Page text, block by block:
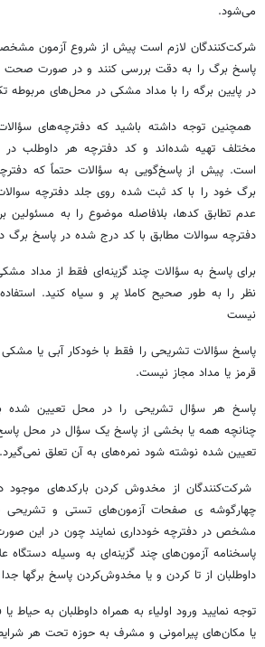
می‌شود.
شرکت‌کنندگان لازم است پیش از شروع آزمون
پاسخ برگ را به دقت بررسی کنند و در صورت صحت
در پایین برگه را با مداد مشکی در محل‌های مربوطه
همچنین توجه داشته باشید که دفترچه‌های
مختلف تهیه شده‌اند و کد دفترچه هر داوطلب
است. پیش از پاسخ‌گویی به سؤالات حتماً که
برگ خود را با کد ثبت شده روی جلد دفترچه
عدم تطابق کدها، بلافاصله موضوع را به مسئولین
دفترچه سوالات مطابق با کد درج شده در پاسخ برگ در
برای پاسخ به سؤالات چند گزینه‌ای فقط از مداد
نظر را به طور صحیح کاملا پر و سیاه کنید.
نیست
پاسخ سؤالات تشریحی را فقط با خودکار آبی یا مشکی
قرمز یا مداد مجاز نیست.
پاسخ هر سؤال تشریحی را در محل تعیین شده
چنانچه همه یا بخشی از پاسخ یک سؤال در محل پاسخ
تعیین شده نوشته شود نمره‌های به آن تعلق نمی‌گیرد.
شرکت‌کنندگان از مخدوش کردن بارکدهای موجود
چهارگوشه ی صفحات آزمون‌های تستی و تشریحی
مشخص در دفترچه خودداری نمایند چون در این
پاسخنامه آزمون‌های چند گزینه‌ای به وسیله
داوطلبان از تا کردن و یا مخدوش‌کردن پاسخ برگها جدا
توجه نمایید ورود اولیاء به همراه داوطلبان به حیاط
یا مکان‌های پیرامونی و مشرف به حوزه تحت هر